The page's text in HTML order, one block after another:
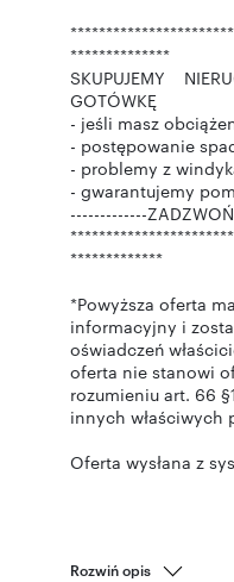
**************
SKUPUJEMY
GOTÓWKĘ
- jeśli masz
- postępowanie
- problemy z
- gwarantujemy
-------------
*************
*Powyższa oferta
informacyjny i
oświadczeń
oferta nie stanowi
rozumieniu art. 66
innych właściwych
Oferta wysłana z
Rozwiń opis